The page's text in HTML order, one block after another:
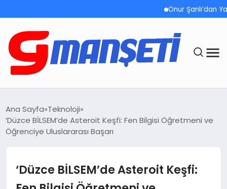
Onur Şanlı’dan
DEMOLAR
Ana Sayfa Teknoloji
‘Düzce BİLSEM’de Asteroit Keşfi: Fen Bilgisi Öğretmeni ve
Öğrenciye Uluslararası Başarı
‘Düzce BİLSEM’de Asteroit Keşfi: